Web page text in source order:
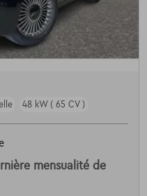
48 kW ( 65 CV )
mensualité de